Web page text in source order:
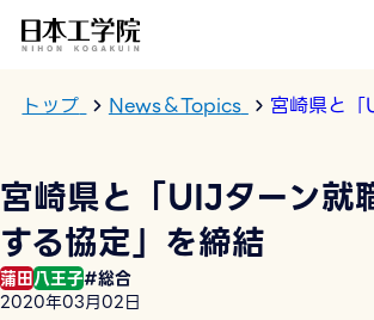
トップ News＆Topics 宮崎県と「
宮崎県と「UIJターン就
する協定」を締結
蒲田八王子#総合
2020年03月02日